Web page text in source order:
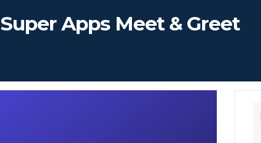
Super Apps Meet & Greet